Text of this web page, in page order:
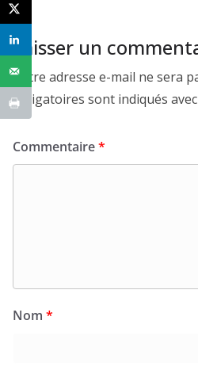
Laisser un
Votre adresse e-mail ne sera
obligatoires sont indiqués avec
Commentaire*
Nom *